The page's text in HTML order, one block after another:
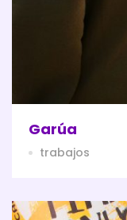
Garúa
trabajos